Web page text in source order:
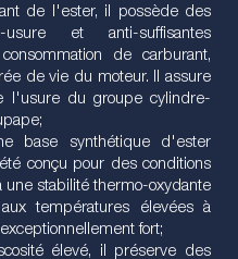
de l'ester, il possède des
usure et anti-suffisantes
de carburant,
de vie du moteur. Il assure
l'usure du groupe cylindre-
base synthétique d'ester
conçu pour des conditions
une stabilité thermo-oxydante
températures élevées à
fort;
élevé, il préserve des